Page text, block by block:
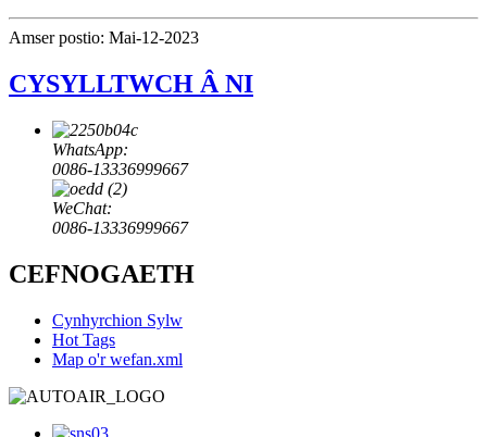
Amser postio: Mai-12-2023
CYSYLLTWCH Â NI
WhatsApp:
0086-13336999667
WeChat:
0086-13336999667
CEFNOGAETH
Cynhyrchion Sylw
Hot Tags
Map o'r wefan.xml